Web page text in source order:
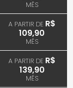
MÊS
A PARTIR DE R$
109,90
MÊS
A PARTIR DE R$
139,90
MÊS